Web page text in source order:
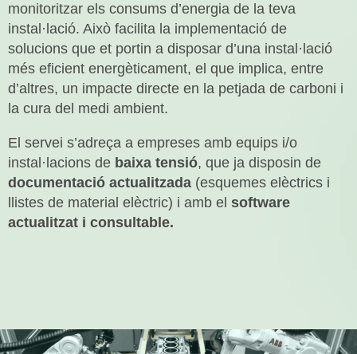
monitoritzar els consums d’energia de la teva
instal·lació. Això facilita la implementació de
solucions que et portin a disposar d’una instal·lació
més eficient energèticament, el que implica, entre
d’altres, un impacte directe en la petjada de carboni i
la cura del medi ambient.
El servei s’adreça a empreses amb equips i/o
instal·lacions de baixa tensió, que ja disposin de
documentació actualitzada (esquemes elèctrics i
llistes de material elèctric) i amb el software
actualitzat i consultable.